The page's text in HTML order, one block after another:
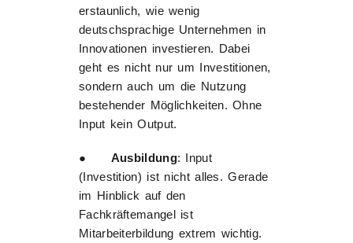
erstaunlich, wie wenig
deutschsprachige Unternehmen in
Innovationen investieren. Dabei
geht es nicht nur um Investitionen,
sondern auch um die Nutzung
bestehender Möglichkeiten. Ohne
Input kein Output.
● Ausbildung: Input
(Investition) ist nicht alles. Gerade
im Hinblick auf den
Fachkräftemangel ist
Mitarbeiterbildung extrem wichtig.